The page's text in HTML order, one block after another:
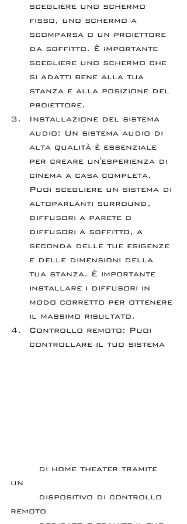
scegliere uno schermo
fisso, uno schermo a
scomparsa o un proiettore
da soffitto. È importante
scegliere uno schermo che
si adatti bene alla tua
stanza e alla posizione del
proiettore.
Installazione del sistema
audio: Un sistema audio di
alta qualità è essenziale
per creare un'esperienza di
cinema a casa completa.
Puoi scegliere un sistema di
altoparlanti surround,
diffusori a parete o
diffusori a soffitto, a
seconda delle tue esigenze
e delle dimensioni della
tua stanza. È importante
installare i diffusori in
modo corretto per ottenere
il massimo risultato.
Controllo remoto: Puoi
controllare il tuo sistema
un
remoto